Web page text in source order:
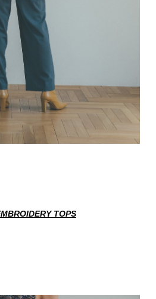
TOPS